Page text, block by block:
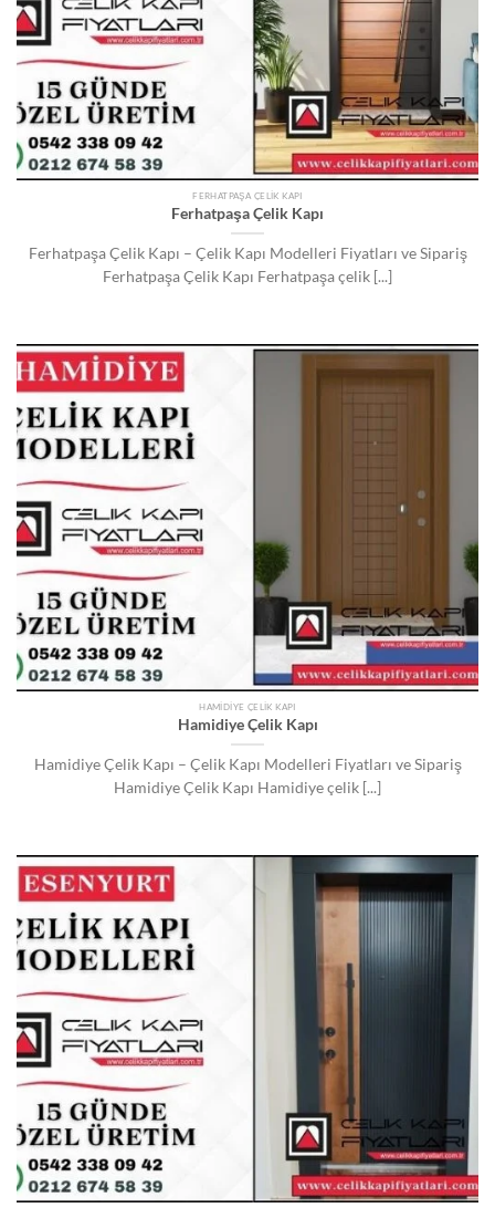
FERHATPAŞA ÇELIK KAPI
Ferhatpaşa Çelik Kapı
Ferhatpaşa Çelik Kapı – Çelik Kapı Modelleri Fiyatları ve Sipariş
Ferhatpaşa Çelik Kapı Ferhatpaşa çelik [...]
HAMIDIYE ÇELIK KAPI
Hamidiye Çelik Kapı
Hamidiye Çelik Kapı – Çelik Kapı Modelleri Fiyatları ve Sipariş
Hamidiye Çelik Kapı Hamidiye çelik [...]